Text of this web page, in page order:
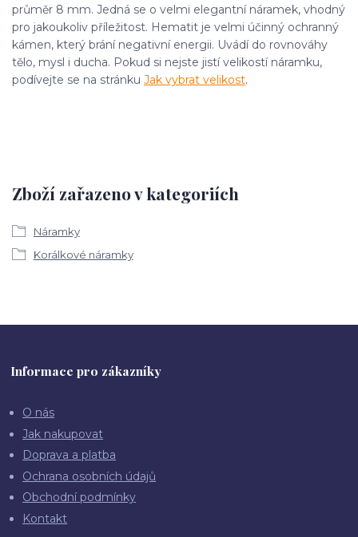
průměr 8 mm. Jedná se o velmi elegantní náramek, vhodný
pro jakoukoliv příležitost. Hematit je velmi účinný ochranný
kámen, který brání negativní energii. Uvádí do rovnováhy
tělo, mysl i ducha. Pokud si nejste jistí velikostí náramku,
podívejte se na stránku Jak vybrat velikost.
Zboží zařazeno v kategoriích
Náramky
Korálkové náramky
Informace pro zákazníky
O nás
Jak nakupovat
Doprava a platba
Ochrana osobních údajů
Obchodní podmínky
Kontakt